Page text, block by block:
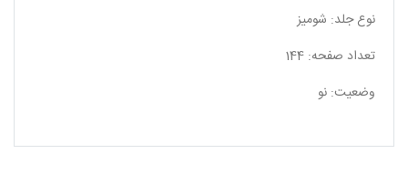
نوع جلد: شومیز
تعداد صفحه: 144
وضعیت: نو